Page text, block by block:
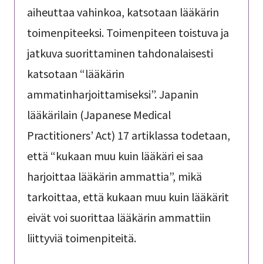
aiheuttaa vahinkoa, katsotaan lääkärin
toimenpiteeksi. Toimenpiteen toistuva ja
jatkuva suorittaminen tahdonalaisesti
katsotaan “lääkärin
ammatinharjoittamiseksi”. Japanin
lääkärilain (Japanese Medical
Practitioners’ Act) 17 artiklassa todetaan,
että “kukaan muu kuin lääkäri ei saa
harjoittaa lääkärin ammattia”, mikä
tarkoittaa, että kukaan muu kuin lääkärit
eivät voi suorittaa lääkärin ammattiin
liittyviä toimenpiteitä.